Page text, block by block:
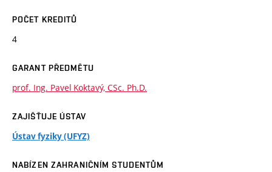
POČET KREDITŮ
4
GARANT PŘEDMĚTU
prof. Ing. Pavel Koktavý, CSc. Ph.D.
ZAJIŠŤUJE ÚSTAV
Ústav fyziky (UFYZ)
NABÍZEN ZAHRANIČNÍM STUDENTŮM